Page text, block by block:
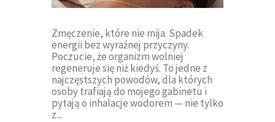
Zmęczenie, które nie mija. Spadek
energii bez wyraźnej przyczyny.
Poczucie, że organizm wolniej
regeneruje się niż kiedyś. To jedne z
najczęstszych powodów, dla których
osoby trafiają do mojego gabinetu i
pytają o inhalacje wodorem — nie tylko
z...